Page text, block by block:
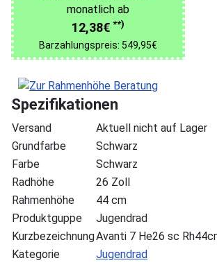
monatlich ab
12,38€ **)
Barzahlungspreis: 549,95€
Spezifikationen
Versand
Aktuell nicht auf Lager
Grundfarbe
Schwarz
Farbe
Schwarz
Radhöhe
26 Zoll
Rahmenhöhe
44 cm
Produktguppe
Jugendrad
KurzbezeichnungAvanti 7 He26 sc
Kategorie
Jugendrad